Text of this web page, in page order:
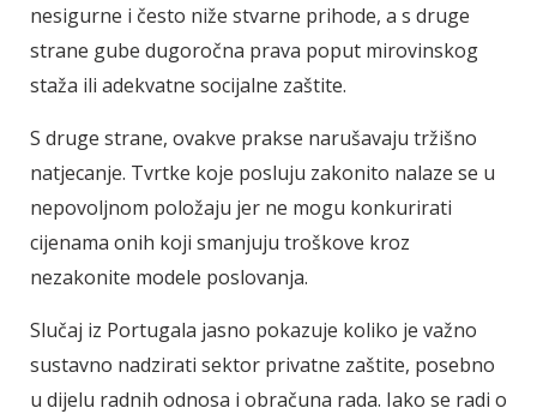
nesigurne i često niže stvarne prihode, a s druge
strane gube dugoročna prava poput mirovinskog
staža ili adekvatne socijalne zaštite.
S druge strane, ovakve prakse narušavaju tržišno
natjecanje. Tvrtke koje posluju zakonito nalaze se u
nepovoljnom položaju jer ne mogu konkurirati
cijenama onih koji smanjuju troškove kroz
nezakonite modele poslovanja.
Slučaj iz Portugala jasno pokazuje koliko je važno
sustavno nadzirati sektor privatne zaštite, posebno
u dijelu radnih odnosa i obračuna rada. Iako se radi o